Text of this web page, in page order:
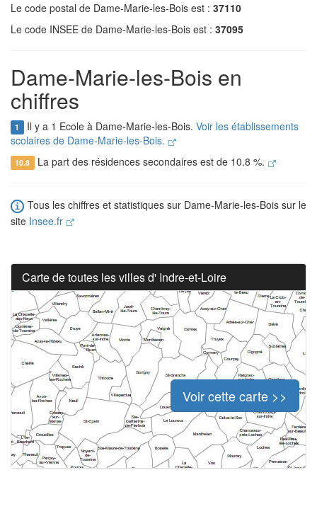
Le code postal de Dame-Marie-les-Bois est : 37110
Le code INSEE de Dame-Marie-les-Bois est : 37095
Dame-Marie-les-Bois en
chiffres
1 Il y a 1 Ecole à Dame-Marie-les-Bois. Voir les établissements
scolaires de Dame-Marie-les-Bois.
10.8 La part des résidences secondaires est de 10.8 %.
Tous les chiffres et statistiques sur Dame-Marie-les-Bois sur le
site Insee.fr
Carte de toutes les villes d' Indre-et-Loire
Voir cette carte >>